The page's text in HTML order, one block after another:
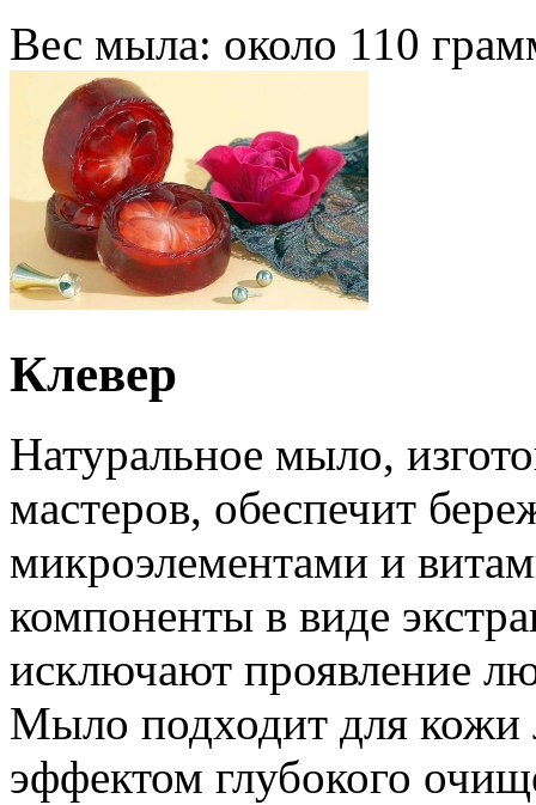
Вес мыла: около 110
Клевер
Натуральное мыло,
мастеров, обеспечит
микроэлементами и
компоненты в виде
исключают проявление
Мыло подходит для кожи
эффектом глубокого